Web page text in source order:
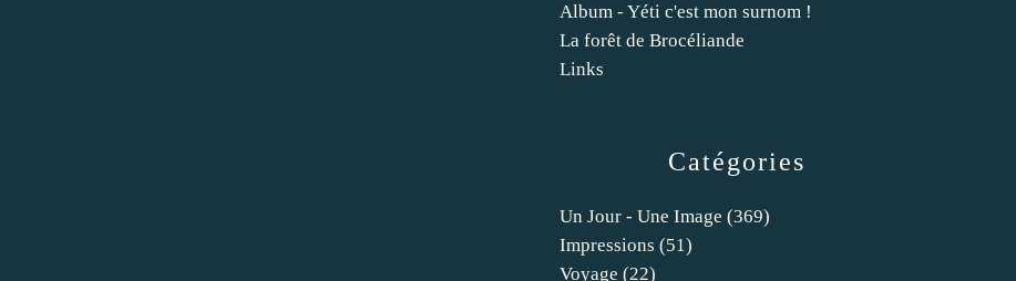
Catégories
Un Jour - Une Image (369)
Impressions (51)
Voyage (22)
Album - Yéti c'est mon surnom !
La forêt de Brocéliande
Links